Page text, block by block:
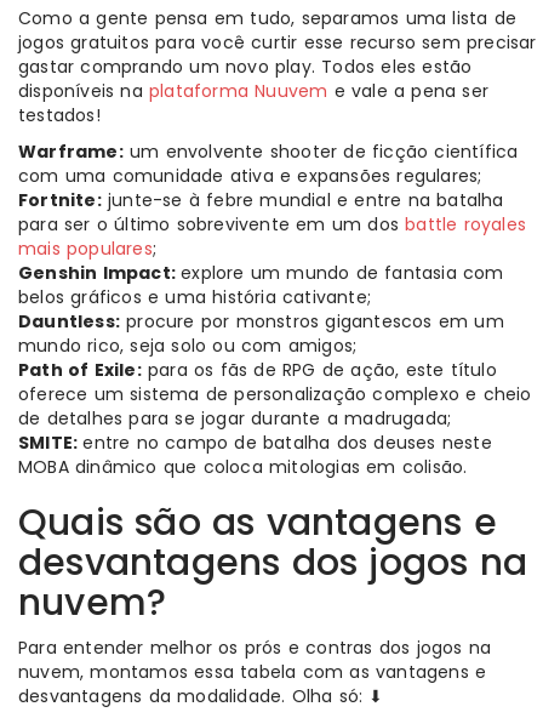
Como a gente pensa em tudo, separamos uma lista de
jogos gratuitos para você curtir esse recurso sem precisar
gastar comprando um novo play. Todos eles estão
disponíveis na plataforma Nuuvem e vale a pena ser
testados!
Warframe:um envolvente shooter de ficção científica
com uma comunidade ativa e expansões regulares;
Fortnite:junte-se à febre mundial e entre na batalha
para ser o último sobrevivente em um dosbattle royales
mais populares;
Genshin Impact:explore um mundo de fantasia com
belos gráficos e uma história cativante;
Dauntless: procure por monstros gigantescos em um
mundo rico, seja solo ou com amigos;
Path of Exile:para os fãs de RPG de ação, este título
oferece um sistema de personalização complexo e cheio
de detalhes para se jogar durante a madrugada;
SMITE:entre no campo de batalha dos deuses neste
MOBA dinâmico que coloca mitologias em colisão.
Quais são as vantagens e
desvantagens dos jogos na
nuvem?
Para entender melhor os prós e contras dos jogos na
nuvem, montamos essa tabela com as vantagens e
desvantagens da modalidade. Olha só: ⬇